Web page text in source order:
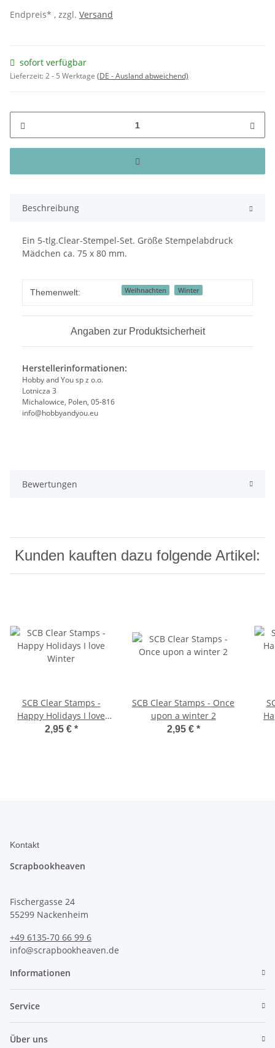
Endpreis* , zzgl. Versand
sofort verfügbar
Lieferzeit:2 - 5 Werktage (DE - Ausland abweichend)
Beschreibung
Ein 5-tlg.Clear-Stempel-Set. Größe Stempelabdruck
Mädchen ca. 75 x 80 mm.
Themenwelt: Weihnachten Winter
Angaben zur Produktsicherheit
Herstellerinformationen:
Hobby and You sp z o.o.
Lotnicza 3
Michalowice, Polen, 05-816
info@hobbyandyou.eu
Bewertungen
Kunden kauften dazu folgende Artikel:
SCB Clear Stamps -
Happy Holidays I love
Winter
2,95 € *
SCB Clear Stamps - Once
upon a winter 2
2,95 € *
Kontakt
Scrapbookheaven
Fischergasse 24
55299 Nackenheim
+49 6135-70 66 99 6
info@scrapbookheaven.de
Informationen
Service
Über uns